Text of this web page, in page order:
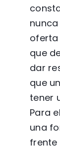
oferta
que
dar
que
tener
Para
una
frente